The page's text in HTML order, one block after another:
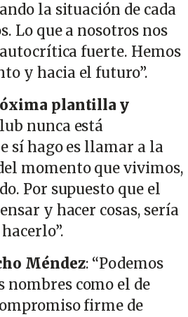
la situación de cada
Lo que a nosotros nos
fuerte. Hemos
y hacia el futuro”.
plantilla y
nunca está
sí hago es llamar a la
momento que vivimos,
Por supuesto que el
y hacer cosas, sería
Méndez: “Podemos
nombres como el de
firme de